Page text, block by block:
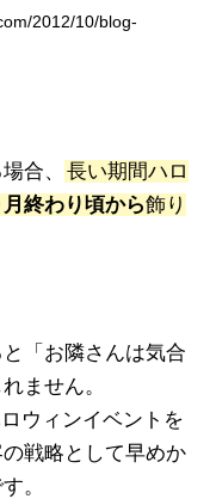
2012/10/blog-
合、
長い期間ハロ
月終わり頃から飾り
「お隣さんは気合
ません。
ウィンイベントを
戦略として早めか
。